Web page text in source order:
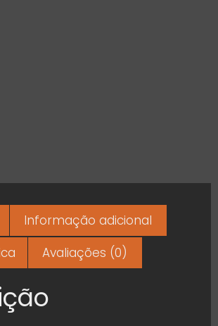
Informação adicional
Avaliações (0)